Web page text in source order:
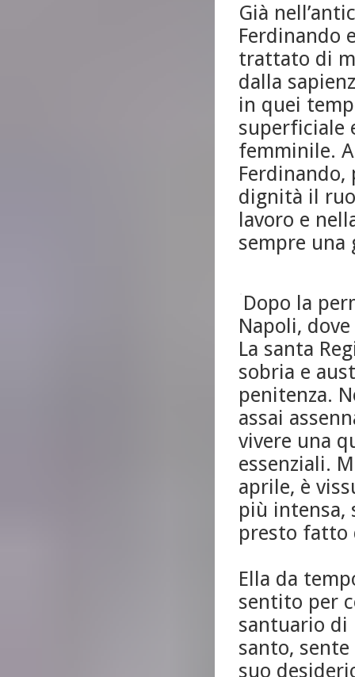
Già
Ferdinando
trattato di
dalla
in quei
superficiale
femminile.
dignità il
lavoro e
sempre una
Dopo la
Napoli,
La santa
sobria e
penitenza.
assai
vivere una
essenziali.
aprile, è
più intensa,
presto fatto
Ella da
sentito per
santuario di
santo,
suo